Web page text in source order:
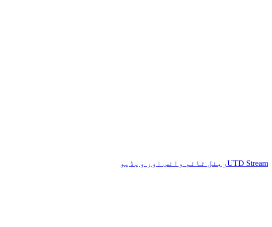
UTD Streamریئل ٹائم وائس اور ویڈیو